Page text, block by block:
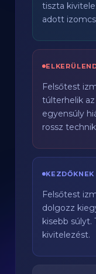
tiszta
adott
Felsőtest
túlterhelik
egyensúly
rossz
Felsőtest
dolgozz
kisebb súlyt.
kivitelezést.